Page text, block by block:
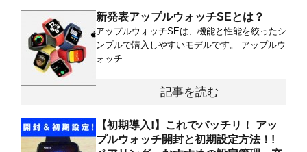
新発表アップルウォッチSEとは？
アップルウォッチSEは、機能と性能を絞ったシ
ンプルで購入しやすいモデルです。 アップルウ
ォッチ
記事を読む
【初期導入!】これでバッチリ！ アッ
プルウォッチ開封と初期設定方法！!